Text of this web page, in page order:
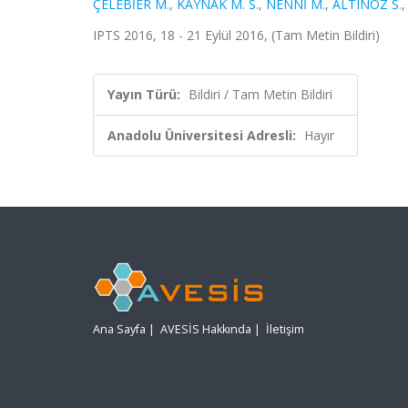
ÇELEBİER M., KAYNAK M. S., NENNİ M., ALTINÖZ S.,
IPTS 2016, 18 - 21 Eylül 2016, (Tam Metin Bildiri)
Yayın Türü: Bildiri / Tam Metin Bildiri
Anadolu Üniversitesi Adresli: Hayır
Ana Sayfa | AVESİS Hakkında | İletişim